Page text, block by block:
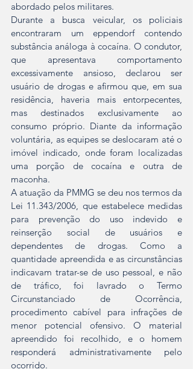
abordado pelos militares.
Durante a busca veicular, os policiais
encontraram um eppendorf contendo
substância análoga à cocaína. O condutor,
que apresentava comportamento
excessivamente ansioso, declarou ser
usuário de drogas e afirmou que, em sua
residência, haveria mais entorpecentes,
mas destinados exclusivamente ao
consumo próprio. Diante da informação
voluntária, as equipes se deslocaram até o
imóvel indicado, onde foram localizadas
uma porção de cocaína e outra de
maconha.
A atuação da PMMG se deu nos termos da
Lei 11.343/2006, que estabelece medidas
para prevenção do uso indevido e
reinserção social de usuários e
dependentes de drogas. Como a
quantidade apreendida e as circunstâncias
indicavam tratar-se de uso pessoal, e não
de tráfico, foi lavrado o Termo
Circunstanciado de Ocorrência,
procedimento cabível para infrações de
menor potencial ofensivo. O material
apreendido foi recolhido, e o homem
responderá administrativamente pelo
ocorrido.